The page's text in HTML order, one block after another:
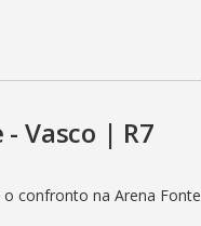
Vasco | R7
o confronto na Arena Fonte